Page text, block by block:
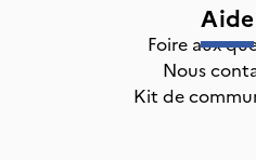
Aide
Foire aux
Nous
Kit de